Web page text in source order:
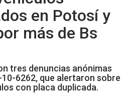
en Potosí y
más de Bs
tres denuncias anónimas
6262, que alertaron sobre
con placa duplicada.